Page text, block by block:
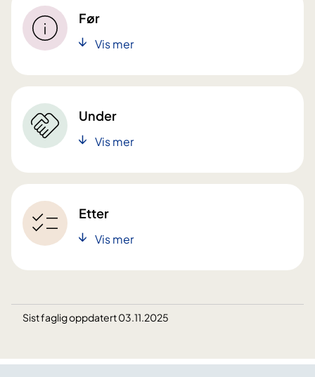
Før
Vis mer
Under
Vis mer
Etter
Vis mer
Sist faglig oppdatert 03.11.2025